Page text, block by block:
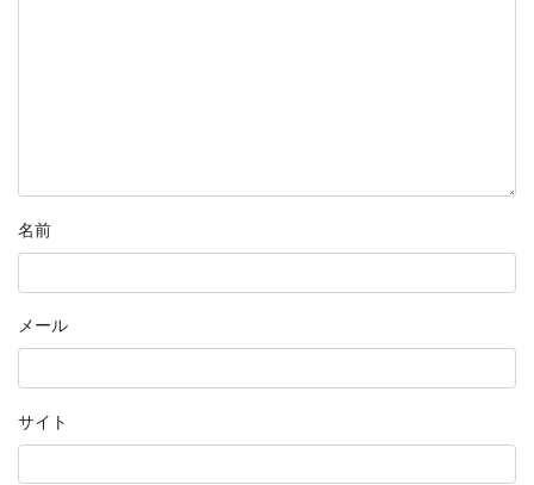
名前
メール
サイト